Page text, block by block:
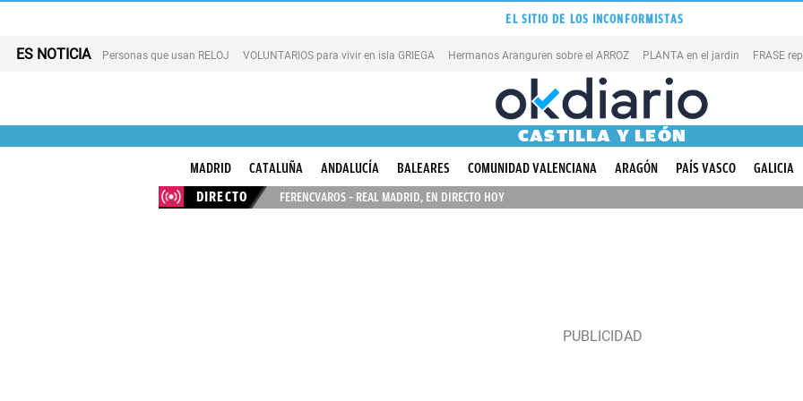
EL SITIO DE LOS INCONFORMISTAS
ES NOTICIA Personas que usan RELOJ VOLUNTARIOS para vivir en isla GRIEGA Hermanos Aranguren sobre el ARROZ PLANTA en el jardin FRASE
CASTILLA Y LEÓN
MADRID CATALUÑA ANDALUCÍA BALEARES COMUNIDAD VALENCIANA ARAGÓN PAÍS VASCO GALICIA
DIRECTO
FERENCVAROS – REAL MADRID, EN DIRECTO HOY